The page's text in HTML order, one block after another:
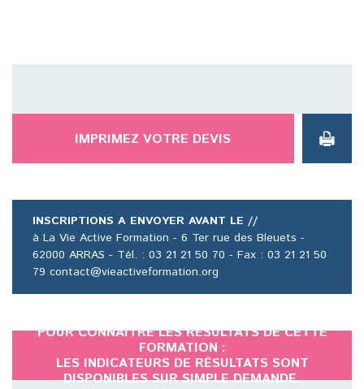
IMPRIMEZ VOTRE DEVIS
INSCRIPTIONS A ENVOYER AVANT LE //
à La Vie Active Formation - 6 Ter rue des Bleuets -
62000 ARRAS - Tél. : 03 21 21 50 70 - Fax : 03 21 21 50
79 contact@vieactiveformation.org
POUR CONNAÎTRE LES RÉSULTATS DE CETTE
FORMATION :
LES INDICATEURS DE RÉSULTATS SONT
DISPONIBLES SUR SIMPLE DEMANDE.